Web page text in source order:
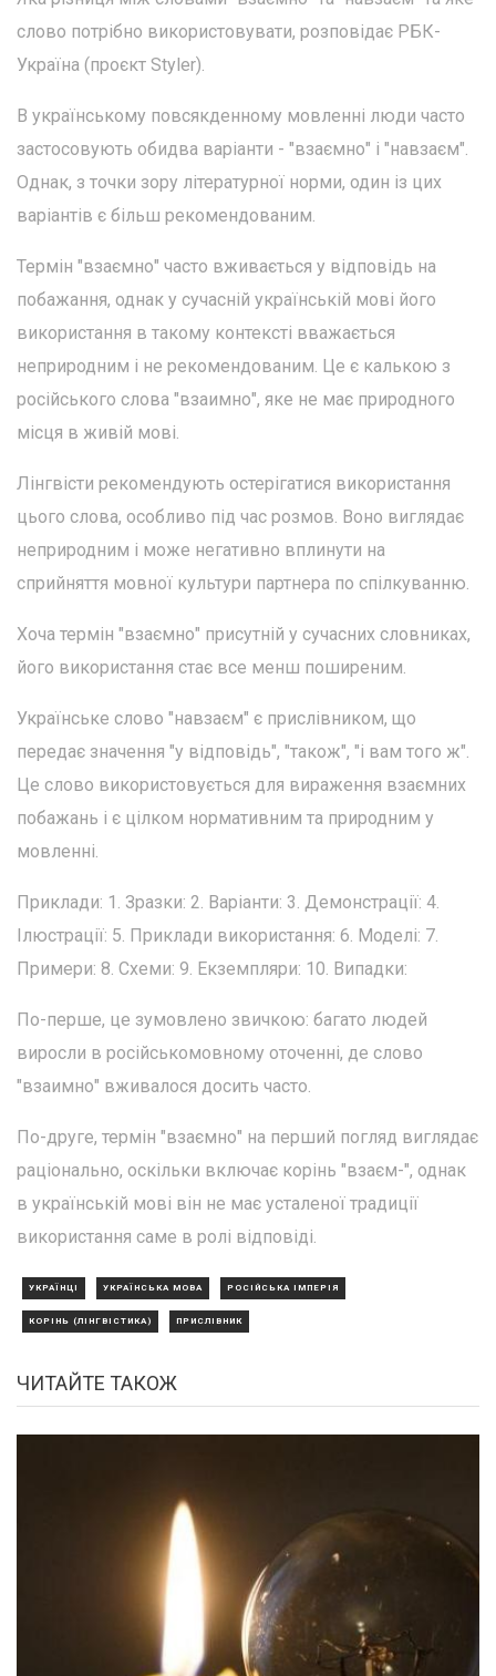
слово потрібно використовувати, розповідає РБК-
Україна (проєкт Styler).
В українському повсякденному мовленні люди часто
застосовують обидва варіанти - "взаємно" і "навзаєм".
Однак, з точки зору літературної норми, один із цих
варіантів є більш рекомендованим.
Термін "взаємно" часто вживається у відповідь на
побажання, однак у сучасній українській мові його
використання в такому контексті вважається
неприродним і не рекомендованим. Це є калькою з
російського слова "взаимно", яке не має природного
місця в живій мові.
Лінгвісти рекомендують остерігатися використання
цього слова, особливо під час розмов. Воно виглядає
неприродним і може негативно вплинути на
сприйняття мовної культури партнера по спілкуванню.
Хоча термін "взаємно" присутній у сучасних словниках,
його використання стає все менш поширеним.
Українське слово "навзаєм" є прислівником, що
передає значення "у відповідь", "також", "і вам того ж".
Це слово використовується для вираження взаємних
побажань і є цілком нормативним та природним у
мовленні.
Приклади: 1. Зразки: 2. Варіанти: 3. Демонстрації: 4.
Ілюстрації: 5. Приклади використання: 6. Моделі: 7.
Примери: 8. Схеми: 9. Екземпляри: 10. Випадки:
По-перше, це зумовлено звичкою: багато людей
виросли в російськомовному оточенні, де слово
"взаимно" вживалося досить часто.
По-друге, термін "взаємно" на перший погляд виглядає
раціонально, оскільки включає корінь "взаєм-", однак
в українській мові він не має усталеної традиції
використання саме в ролі відповіді.
УКРАЇНЦІ УКРАЇНСЬКА МОВА РОСІЙСЬКА ІМПЕРІЯ
КОРІНЬ (ЛІНГВІСТИКА) ПРИСЛІВНИК
ЧИТАЙТЕ ТАКОЖ